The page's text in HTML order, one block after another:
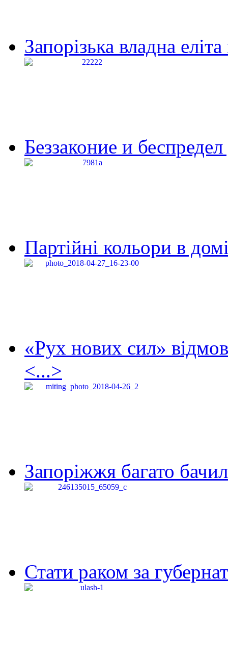
Запорізька владна
Беззаконие и
Партійні кольори в
«Рух нових сил»
<...>
Запоріжжя багато
Стати раком за